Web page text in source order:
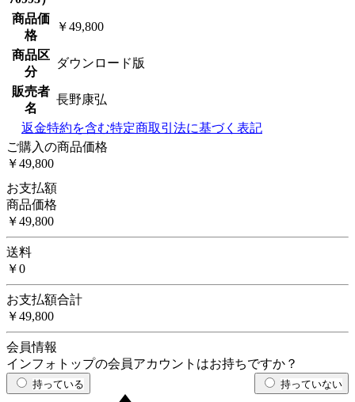
商品価
格
￥49,800
商品区
分
ダウンロード版
販売者
名
長野康弘
返金特約を含む特定商取引法に基づく表記
ご購入の商品価格
￥49,800
お支払額
商品価格
￥49,800
送料
￥0
お支払額合計
￥49,800
会員情報
インフォトップの会員アカウントはお持ちですか？
持っている 持っていない